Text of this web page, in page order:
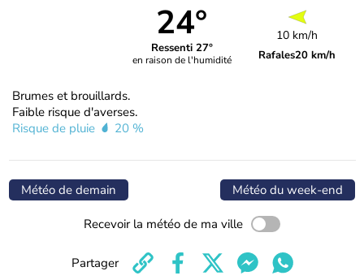
24°
Ressenti 27°
en raison de l'humidité
10 km/h
Rafales20 km/h
Brumes et brouillards.
Faible risque d'averses.
Risque de pluie
20 %
Météo de demain Météo du week-end
Recevoir la météo de ma ville
Partager